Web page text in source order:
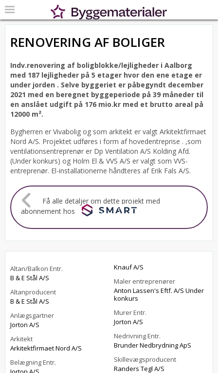
RENOVERING AF BOLIGER
Indv.renovering af boligblokke/lejligheder i Aalborg
med 187 lejligheder på 5 etager hvor den ene etage er
under jorden . Selve byggeriet er påbegyndt december
2021 med en beregnet byggeperiode på 39 måneder til
en anslået udgift på 176 mio.kr med et brutto areal på
12000 m².
Bygherren er Vivabolig og som arkitekt er valgt Arkitektfirmaet
Nord A/S. Projektet udføres i form af hovedentreprise . ,som
ventilationsentreprenør er Dp Ventilation A/S Kolding Afd.
(Under konkurs) og Holm El & VVS A/S er valgt som VVS-
entreprenør. El-installationerne håndteres af Erik Fals A/S.
Få alle detaljer om dette projekt med
abonnement hos
Altan/Balkon Entr.
B & E Stål A/S
Altanproducent
B & E Stål A/S
Anlægsgartner
Jorton A/S
Arkitekt
Arkitektfirmaet Nord A/S
Belægning Entr.
Knauf A/S
Maler entreprenører
Anton Lassen's Eftf. A/S Under
konkurs
Murer Entr.
Jorton A/S
Nedrivning Entr.
Brunder Nedbrydning ApS
Skillevægsproducent
Randers Tegl A/S